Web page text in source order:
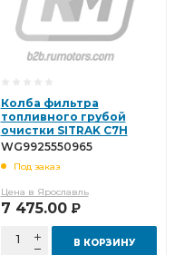
Колба фильтра
топливного грубой
очистки SITRAK C7H
MAX 8X4 6X4 (2 провода ,
WG9925550965
WG9925550965
Под заказ
Цена в Ярославль
7 475.00 Р
В КОРЗИНУ